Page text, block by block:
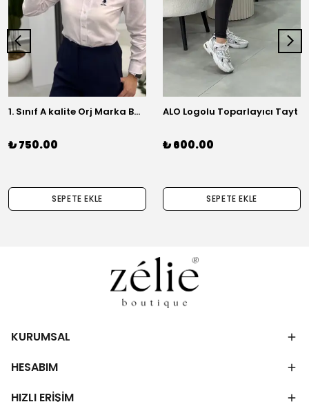
1. Sınıf A kalite Orj Marka Basic Gömlek
₺ 750.00
SEPETE EKLE
ALO Logolu Toparlayıcı Tayt
₺ 600.00
SEPETE EKLE
KURUMSAL
HESABIM
HIZLI ERİŞİM